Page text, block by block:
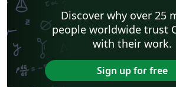
Discover why over 25
people worldwide trust
with their work.
Sign up for free